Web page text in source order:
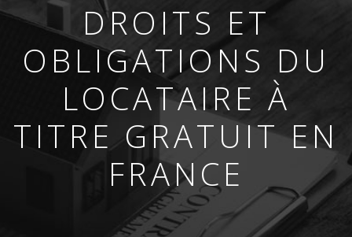
DROITS ET
OBLIGATIONS DU
LOCATAIRE À
TITRE GRATUIT EN
FRANCE